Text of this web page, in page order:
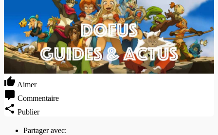
Aimer
Commentaire
Publier
Partager avec: